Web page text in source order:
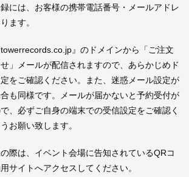
には、お客様の携帯電話番号・メールアドレ
ます。
』のドメインから「ご注文
」メールが配信されますので、あらかじめド
をご確認ください。また、迷惑メール設定が
も同様です。メールが届かないと予約受付が
、必ずご自身の端末での受信設定をご確認く
お願い致します。
際は、イベント会場に告知されているQRコ
サイトへアクセスしてください。